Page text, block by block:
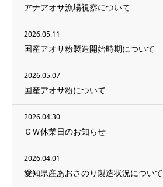
アナアオサ漁場視察について
2026.05.11
国産アオサ粉製造開始時期について
2026.05.07
国産アオサ粉について
2026.04.30
ＧＷ休業日のお知らせ
2026.04.01
愛知県産あおさのり製造状況について